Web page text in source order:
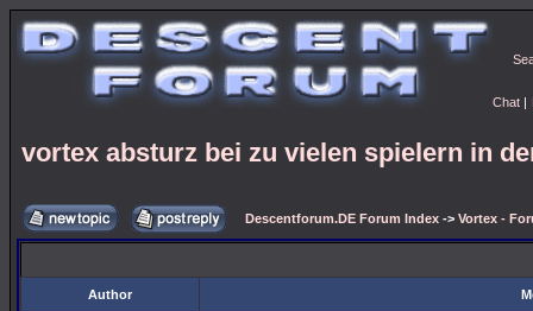
Chat |
vortex absturz bei zu vielen spielern in
Descentforum.DE Forum Index -> Vortex -
Author